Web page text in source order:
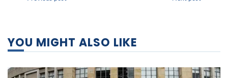
YOU MIGHT ALSO LIKE